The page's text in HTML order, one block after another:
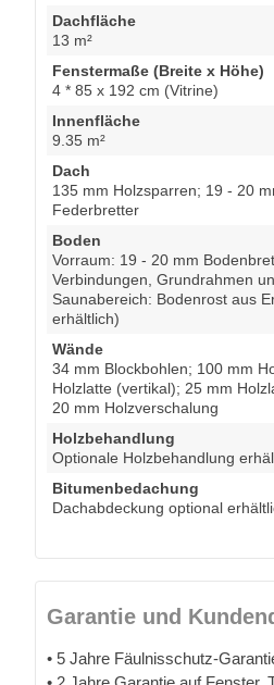
Dachfläche
13 m²
Fenstermaße (Breite x Höhe)
4 * 85 x 192 cm (Vitrine)
Innenfläche
9.35 m²
Dach
135 mm Holzsparren; 19 - 20
Federbretter
Boden
Vorraum: 19 - 20 mm
Verbindungen, Grundrahmen
Saunabereich: Bodenrost aus
erhältlich)
Wände
34 mm Blockbohlen; 100 mm
Holzlatte (vertikal); 25 mm
20 mm Holzverschalung
Holzbehandlung
Optionale Holzbehandlung
Bitumenbedachung
Dachabdeckung optional
Garantie und
• 5 Jahre Fäulnisschutz-